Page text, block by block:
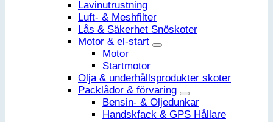
Lavinutrustning
Luft- & Meshfilter
Lås & Säkerhet Snöskoter
Motor & el-start
Motor
Startmotor
Olja & underhållsprodukter skoter
Packlådor & förvaring
Bensin- & Oljedunkar
Handskfack & GPS Hållare